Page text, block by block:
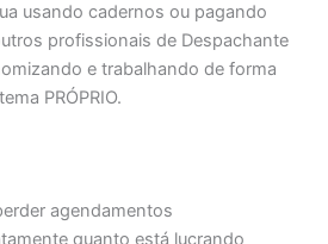
usando cadernos ou pagando
profissionais de Despachante
e trabalhando de forma
PRÓPRIO.
agendamentos
quanto está lucrando